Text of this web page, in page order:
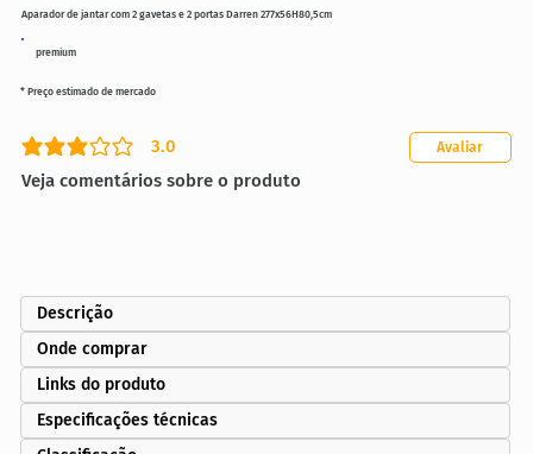
premium
Aparador de jantar com 2 gavetas e 2 portas Darren 277x56H80,5cm
3.0
classificação média é 3 de 5
Veja comentários sobre o produto
Avaliar
* Preço estimado de mercado
Descrição
Onde comprar
Links do produto
Especificações técnicas